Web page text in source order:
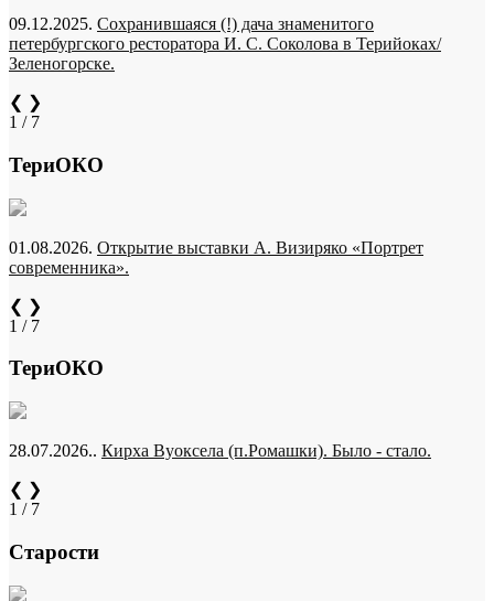
09.12.2025. Сохранившаяся (!) дача знаменитого
петербургского ресторатора И. С. Соколова в Терийоках/
Зеленогорске.
❮ ❯
1 / 7
ТериОКО
01.08.2026. Открытие выставки А. Визиряко «Портрет
современника».
❮ ❯
1 / 7
ТериОКО
28.07.2026.. Кирха Вуоксела (п.Ромашки). Было - стало.
❮ ❯
1 / 7
Старости